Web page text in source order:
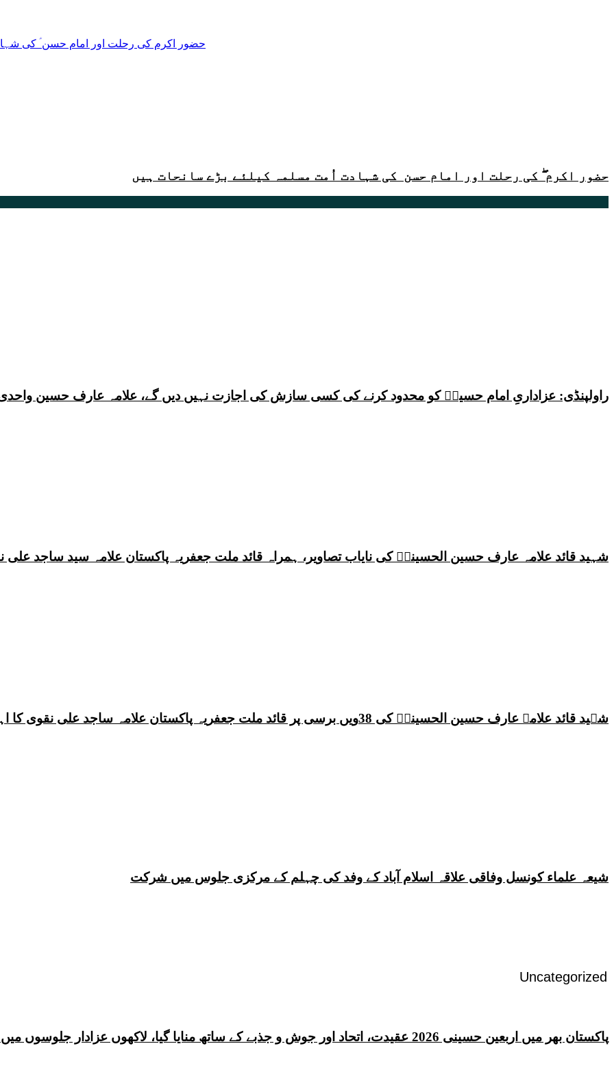
Uncategorized
حضور اکرم ۖ کی رحلت اور امام حسن کی شہادت اُمت مسلمہ کیلئے بڑے سانحات ہیں
راولپنڈی: عزاداریِ امام حسینؑ کو محدود کرنے کی کسی سازش کی اجازت نہیں دیں گے، علامہ عارف حسین
شہید قائد علامہ عارف حسین الحسینیؒ کی نایاب تصاویر، ہمراہ قائد ملت جعفریہ پاکستان علامہ سید ساجد علی
شہید قائد علامہ عارف حسین الحسینیؒ کی 38ویں برسی پر قائد ملت جعفریہ پاکستان علامہ ساجد علی نقوی کا اہم پیغام
شیعہ علماء کونسل وفاقی علاقہ اسلام آباد کے وفد کی چہلم کے مرکزی جلوس میں شرکت
پاکستان بھر میں اربعین حسینی 2026 عقیدت، اتحاد اور جوش و جذبے کے ساتھ منایا گیا، لاکھوں عزادار جلوسوں میں شریک